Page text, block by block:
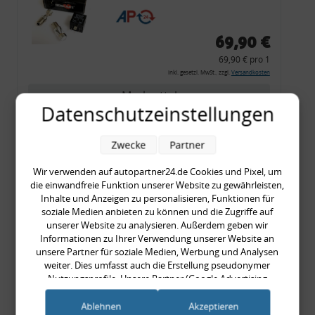
CF 14
69,90 €
69,90 € pro 1
inkl. gesetzl. MwSt., zzgl. Versandkosten
Merkzettel
Zum Artikel
Rückleuchtenband mit
Blinker, rot, US-Ecken,
Audi 80 Cabrio, Typ 89,
OE-Nr.: 8G0945225 +
8G0945225C
999,99 €
999,99 € pro 1
Datenschutzeinstellungen
Wir verwenden auf autopartner24.de Cookies und Pixel, um
die einwandfreie Funktion unserer Website zu gewährleisten,
Inhalte und Anzeigen zu personalisieren, Funktionen für
soziale Medien anbieten zu können und die Zugriffe auf
unserer Website zu analysieren. Außerdem geben wir
Informationen zu Ihrer Verwendung unserer Website an
unsere Partner für soziale Medien, Werbung und Analysen
weiter. Dies umfasst auch die Erstellung pseudonymer
Nutzungsprofile. Unsere Partner (Google Advertising
Products) führen diese Informationen möglicherweise mit
weiteren Daten zusammen, die Sie ihnen bereitgestellt haben
Zwecke Partner
Ablehnen Akzeptieren